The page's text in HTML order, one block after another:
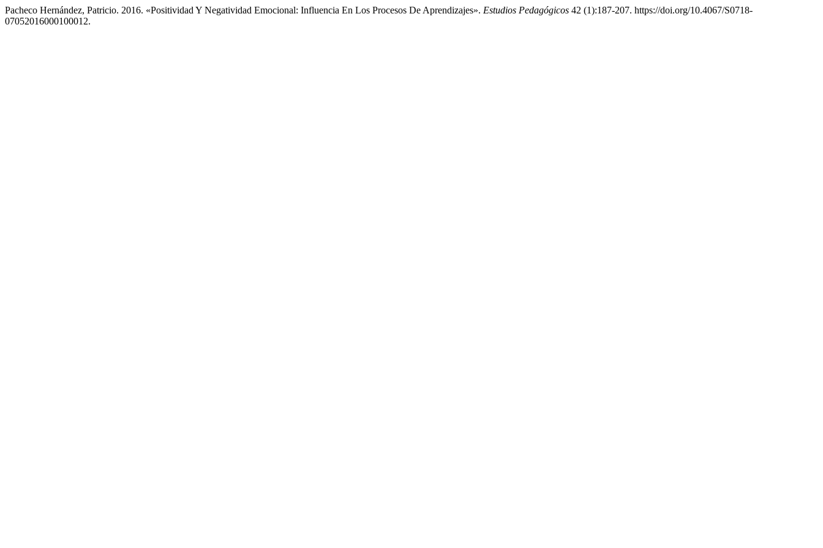
Pacheco Hernández, Patricio. 2016. «Positividad Y Negatividad Emocional: Influencia En Los Procesos De Aprendizajes». Estudios Pedagógicos 42 (1):187-207. https://doi.org/10.4067/S0718-
07052016000100012.